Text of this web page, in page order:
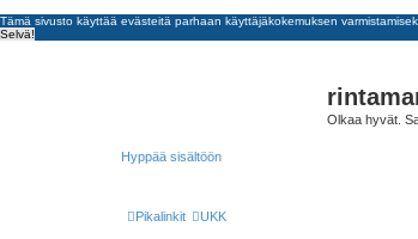
Tämä sivusto käyttää evästeitä parhaan käyttäjäkokemuksen
Selvä!
Olkaa hyvät.
Hyppää sisältöön
Pikalinkit UKK